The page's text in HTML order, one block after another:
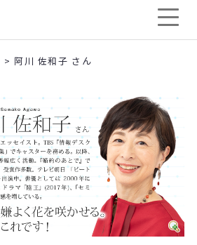
> 阿川 佐和子 さん